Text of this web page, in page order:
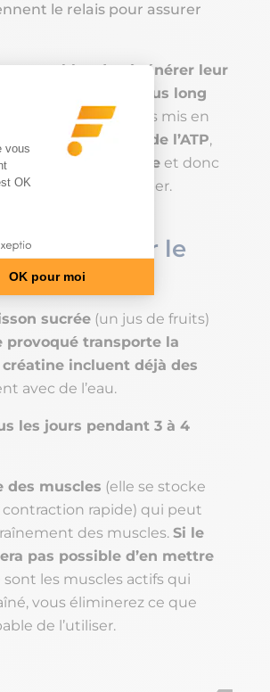
le relais pour assurer
capables de régénérer leur
dans un temps plus long
sont parfois mis en
et constant de l’ATP,
supplémentaireet donc
pour se développer.
par le
sucrée(un jus de fruits)
provoqué transporte la
incluent déjà des
avec de l’eau.
les jours pendant 3 à 4
des muscles (elle se stocke
rapide) qui peut
des muscles. Si le
pas possible d’en mettre
les muscles actifs qui
vous éliminerez ce que
de l’utiliser.